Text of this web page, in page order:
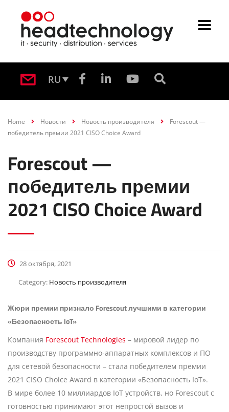
RU
Home Новости Новость производителя
Forescout —
победитель премии 2021 CISO Choice Award
Forescout —
победитель премии
2021 CISO Choice Award
28 октября, 2021
Category: Новость производителя
Жюри премии признало Forescout лучшими в категории
«Безопасность IoT»
Компания Forescout Technologies – мировой лидер по
производству программно-аппаратных комплексов и ПО
для сетевой безопасности – стала победителем премии
2021 CISO Choice Award в категории «Безопасность IoT».
В мире более 10 миллиардов IoT устройств, но Forescout с
готовностью принимают этот непростой вызов и